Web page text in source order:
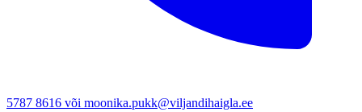
5787 8616 või moonika.pukk@viljandihaigla.ee